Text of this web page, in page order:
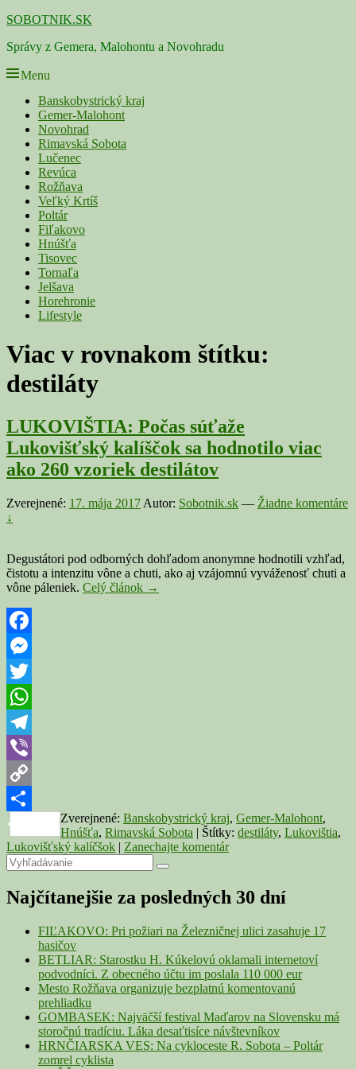
Skip
content
SOBOTNIK.SK
Správy z Gemera, Malohontu a Novohradu
Menu
Primárne
menu
Banskobystrický kraj
Gemer-Malohont
Novohrad
Rimavská Sobota
Lučenec
Revúca
Rožňava
Veľký Krtíš
Poltár
Fiľakovo
Hnúšťa
Tisovec
Tornaľa
Jelšava
Horehronie
Lifestyle
Viac v rovnakom štítku:
destiláty
LUKOVIŠTIA: Počas súťaže
Lukovišťský kalíščok sa hodnotilo viac
ako 260 vzoriek destilátov
Zverejnené: 17. mája 2017 Autor: Sobotnik.sk — Žiadne komentáre
↓
Degustátori pod odborných dohľadom anonymne hodnotili vzhľad,
čistotu a intenzitu vône a chuti, ako aj vzájomnú vyváženosť chuti a
vône páleniek. Celý článok LUKOVIŠTIA:
→
Facebook
Messenger
Twitter
WhatsApp
Telegram
Viber
Copy
Link
Share
Zverejnené: Banskobystrický kraj, Gemer-Malohont,
Hnúšťa, Rimavská Sobota | Štítky: destiláty, Lukovištia,
Lukovišťský kalíčšok | Zanechajte komentár
Primary
Sidebar
Widget
Area
Search
for:
Search
Najčítanejšie za posledných 30 dní
FIĽAKOVO: Pri požiari na Železničnej ulici zasahuje 17
hasičov
BETLIAR: Starostku H. Kúkelovú oklamali internetoví
podvodníci. Z obecného účtu im poslala 110 000 eur
Mesto Rožňava organizuje bezplatnú komentovanú
prehliadku
GOMBASEK: Najväčší festival Maďarov na Slovensku má
storočnú tradíciu. Láka desaťtisíce návštevníkov
HRNČIARSKA VES: Na cykloceste R. Sobota – Poltár
zomrel cyklista